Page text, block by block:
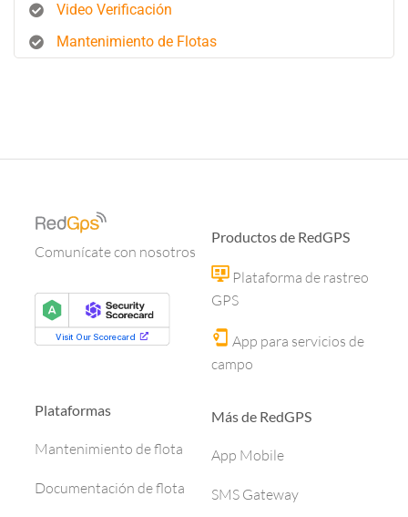
Video Verificación
Mantenimiento de Flotas
Comunícate con nosotros
Plataformas
Mantenimiento de flota
Documentación de flota
Productos de RedGPS
Plataforma de rastreo
GPS
App para servicios de
campo
Más de RedGPS
App Mobile
SMS Gateway